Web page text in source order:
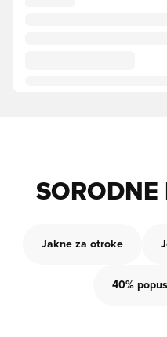
SORODNE
Jakne za otroke
40%